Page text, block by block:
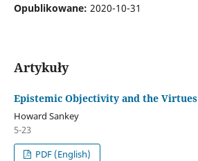
Opublikowane: 2020-10-31
Artykuły
Epistemic Objectivity and the Virtues
Howard Sankey
5-23
PDF (English)